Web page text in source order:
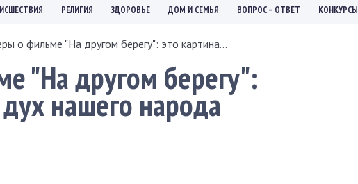
РЕЛИГИЯ ЗДОРОВЬЕ ДОМ И СЕМЬЯ ВОПРОС – ОТВЕТ КОНКУРСЫ
о фильме "На другом берегу": это картина...
"На другом берегу":
нашего народа